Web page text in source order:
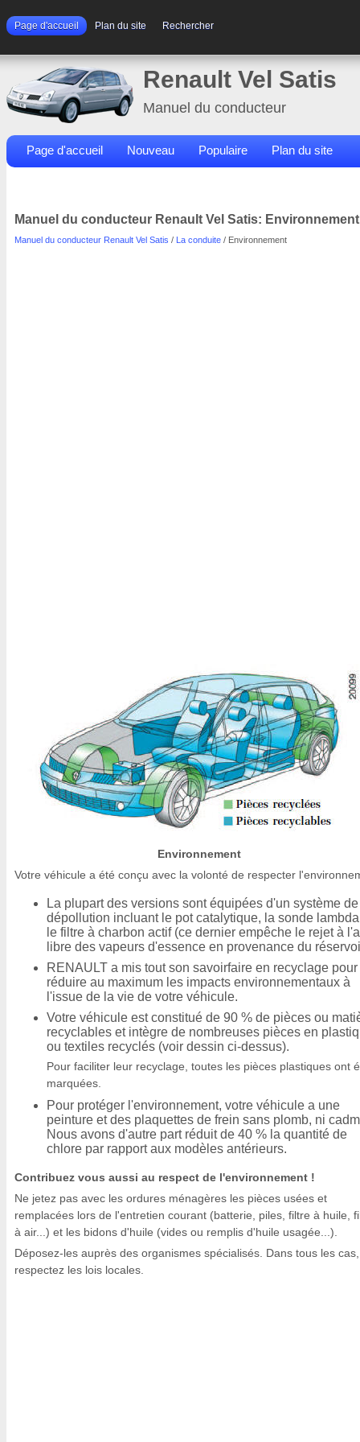
Page d'accueil Plan du site Rechercher
Renault Vel Satis
Manuel du conducteur
Page d'accueil Nouveau Populaire Plan du site
Manuel du conducteur Renault Vel Satis: Environnement
Manuel du conducteur Renault Vel Satis / La conduite / Environnement
Environnement
Votre véhicule a été conçu avec la volonté de respecter
La plupart des versions sont équipées d'un système de
dépollution incluant le pot catalytique, la sonde
le filtre à charbon actif (ce dernier empêche le rejet à
libre des vapeurs d'essence en provenance du
RENAULT a mis tout son savoirfaire en recyclage pour
réduire au maximum les impacts environnementaux à
l'issue de la vie de votre véhicule.
Votre véhicule est constitué de 90 % de pièces ou
recyclables et intègre de nombreuses pièces en
ou textiles recyclés (voir dessin ci-dessus).
Pour faciliter leur recyclage, toutes les pièces plastiques ont
marquées.
Pour protéger l'environnement, votre véhicule a une
peinture et des plaquettes de frein sans plomb, ni
Nous avons d'autre part réduit de 40 % la quantité de
chlore par rapport aux modèles antérieurs.
Contribuez vous aussi au respect de l'environnement !
Ne jetez pas avec les ordures ménagères les pièces usées et
remplacées lors de l'entretien courant (batterie, piles, filtre à huile,
à air...) et les bidons d'huile (vides ou remplis d'huile usagée...).
Déposez-les auprès des organismes spécialisés. Dans tous les cas,
respectez les lois locales.